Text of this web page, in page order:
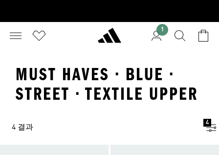
1
MUST HAVES · BLUE ·
STREET · TEXTILE UPPER
4 결과
4